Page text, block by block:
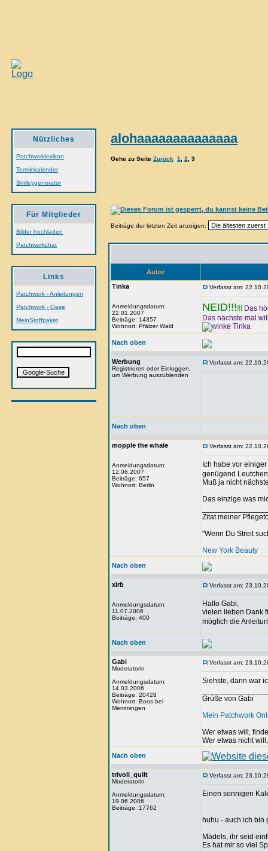
Nützliches
Patchworklexikon
Terminkalender
Smileygenerator
Für Mitglieder
Bilder hochladen
Patchworkchat
Links
Patchwork - Anleitungen
Patchwork - Oase
MeinStoffpaket
alohaaaaaaaaaaaaaa
Gehe zu Seite Zurück 1 2 3
Beiträge der letzten Zeit anzeigen:
Autor
Tinka
Anmeldungsdatum:
22.01.2007
Beiträge: 14357
Wohnort: Pfälzer Wald
Verfasst am:
NEID!!!!!! Das
Das nächste mal
Tinka
Nach oben
Werbung
Registrieren oder Einloggen,
um Werbung auszublenden
Verfasst am:
Nach oben
mopple the whale
Anmeldungsdatum:
12.06.2007
Beiträge: 657
Wohnort: Berlin
Verfasst am:
Ich habe vor
genügend
Muß ja nicht
Das einzige was
Zitat meiner
"Wenn Du Streit
New York Beauty
Nach oben
xirb
Anmeldungsdatum:
11.07.2006
Beiträge: 400
Verfasst am:
Hallo Gabi,
vielen lieben Dank
möglich die
Nach oben
Gabi
Moderatorin
Anmeldungsdatum:
14.03.2006
Beiträge: 20428
Wohnort: Boos bei
Memmingen
Verfasst am:
Siehste, dann war
Grüße von Gabi
Mein Patchwork
Wer etwas will,
Wer etwas nicht
Nach oben
trivoli_quilt
Moderatorin
Anmeldungsdatum:
19.06.2006
Beiträge: 17762
Verfasst am:
Einen sonnigen
huhu - auch ich bin
Mädels, ihr seid
Es hat mir so viel